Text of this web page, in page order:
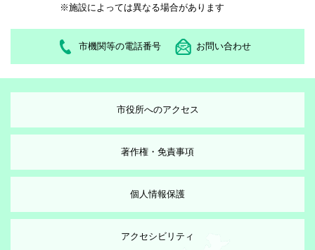
※施設によっては異なる場合があります
市機関等の電話番号 お問い合わせ
市役所へのアクセス
著作権・免責事項
個人情報保護
アクセシビリティ